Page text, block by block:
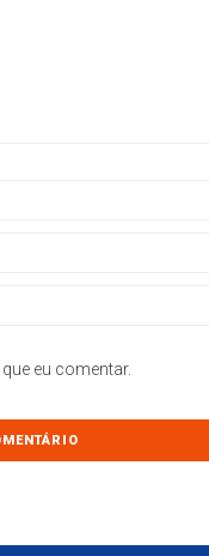
eu comentar.